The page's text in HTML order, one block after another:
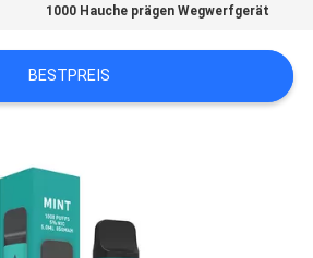
1000 Hauche prägen Wegwerfgerät
BESTPREIS